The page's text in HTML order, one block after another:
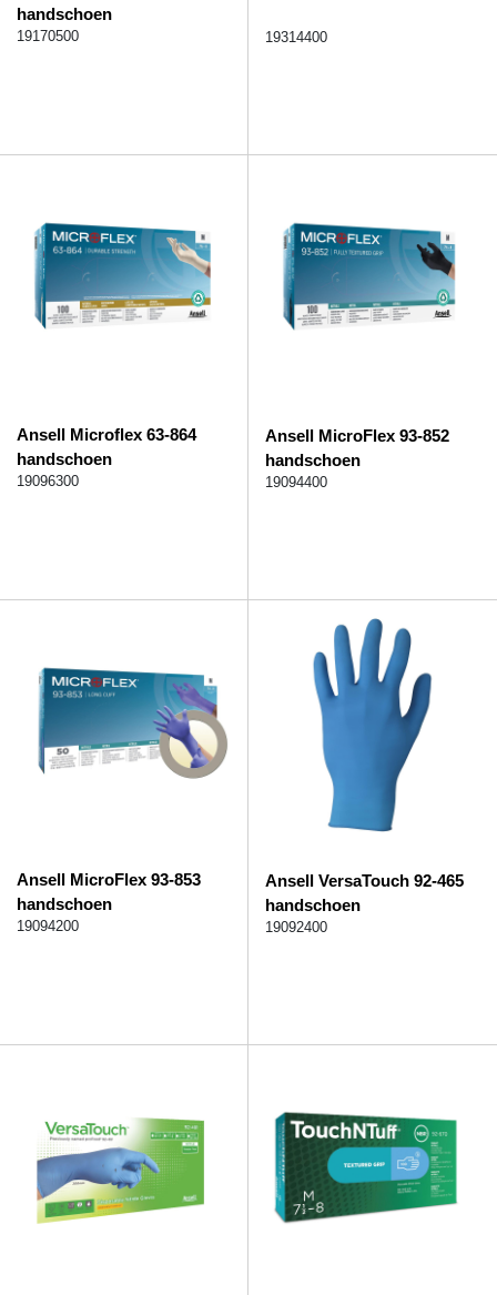
handschoen
19170500 19314400
Ansell Microflex 63-864
handschoen
19096300
Ansell MicroFlex 93-852
handschoen
19094400
Ansell MicroFlex 93-853
handschoen
19094200
Ansell VersaTouch 92-465
handschoen
19092400